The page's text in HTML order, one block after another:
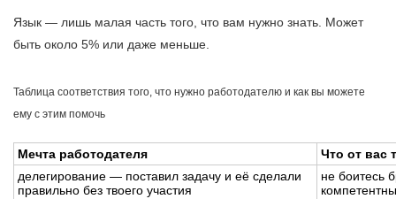
Язык — лишь малая часть того, что вам нужно знать. Может
быть около 5% или даже меньше.
Таблица соответствия того, что нужно работодателю и как вы можете
ему с этим помочь
Мечта работодателя
Что от вас
делегирование — поставил задачу и её сделали
правильно без твоего участия
не боитесь